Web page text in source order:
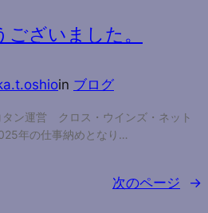
ざいました。
in ブログ
タン運営 クロス・ウインズ・ネット
年の仕事納めとなり…
次のページ →